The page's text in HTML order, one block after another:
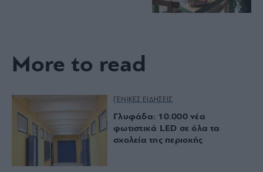
More to read
ΓΕΝΙΚΕΣ ΕΙΔΗΣΕΙΣ
Γλυφάδα: 10.000 νέα
φωτιστικά LED σε όλα τα
σχολεία της περιοχής